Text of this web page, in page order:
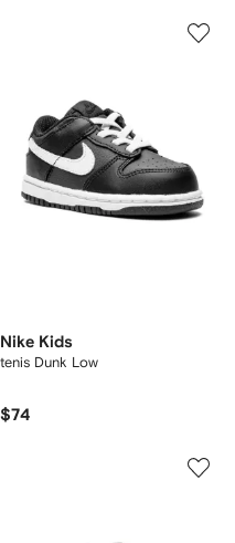
Nike Kids
tenis Dunk Low
$74